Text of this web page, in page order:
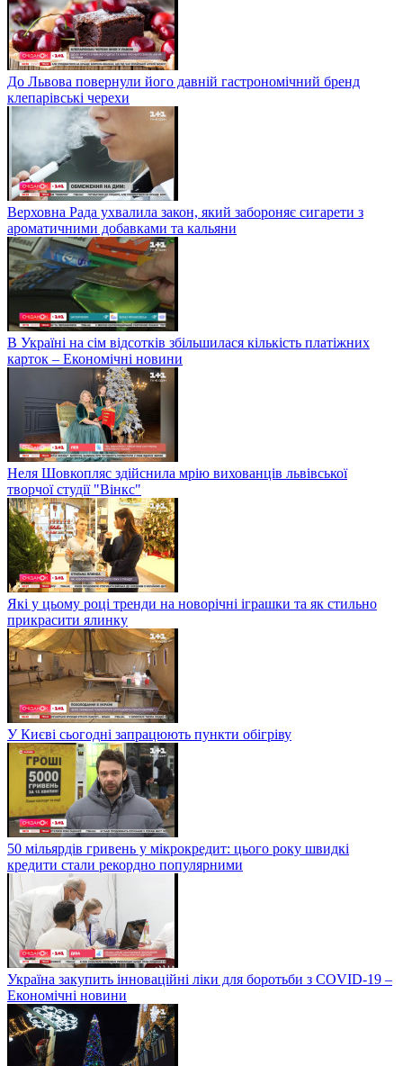
До Львова повернули його давній гастрономічний бренд
клепарівські черехи
Верховна Рада ухвалила закон, який забороняє сигарети з
ароматичними добавками та кальяни
В Україні на сім відсотків збільшилася кількість платіжних
карток – Економічні новини
Неля Шовкопляс здійснила мрію вихованців львівської
творчої студії "Вінкс"
Які у цьому році тренди на новорічні іграшки та як стильно
прикрасити ялинку
У Києві сьогодні запрацюють пункти обігріву
50 мільярдів гривень у мікрокредит: цього року швидкі
кредити стали рекордно популярними
Україна закупить інноваційні ліки для боротьби з COVID-19 –
Економічні новини